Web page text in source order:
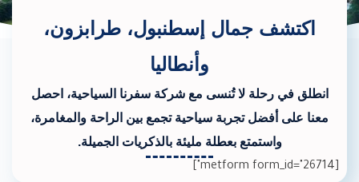
اكتشف جمال إسطنبول، طرابزون،
وأنطاليا
انطلق في رحلة لا تُنسى مع شركة سفرنا السياحية، احصل
معنا على أفضل تجربة سياحية تجمع بين الراحة والمغامرة،
واستمتع بعطلة مليئة بالذكريات الجميلة.
[metform form_id="26714"]